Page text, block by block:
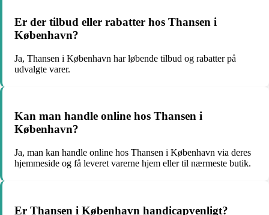
Er der tilbud eller rabatter hos Thansen i
København?
Ja, Thansen i København har løbende tilbud og rabatter på
udvalgte varer.
Kan man handle online hos Thansen i
København?
Ja, man kan handle online hos Thansen i København via deres
hjemmeside og få leveret varerne hjem eller til nærmeste butik.
Er Thansen i København handicapvenligt?